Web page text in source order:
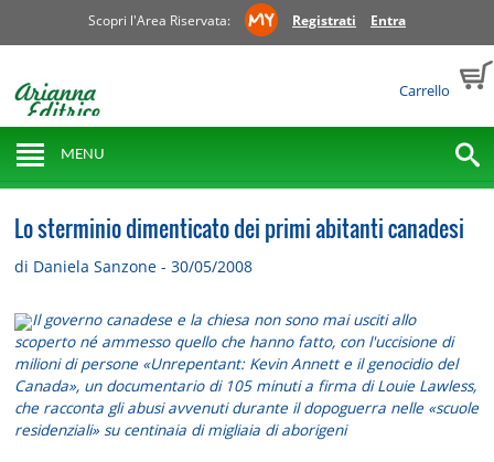
Scopri l'Area Riservata: Registrati Entra
Carrello
MENU
Lo sterminio dimenticato dei primi abitanti canadesi
di Daniela Sanzone - 30/05/2008
Il governo canadese e la chiesa non sono mai usciti allo
scoperto né ammesso quello che hanno fatto, con l'uccisione di
milioni di persone «Unrepentant: Kevin Annett e il genocidio del
Canada», un documentario di 105 minuti a firma di Louie Lawless,
che racconta gli abusi avvenuti durante il dopoguerra nelle «scuole
residenziali» su centinaia di migliaia di aborigeni